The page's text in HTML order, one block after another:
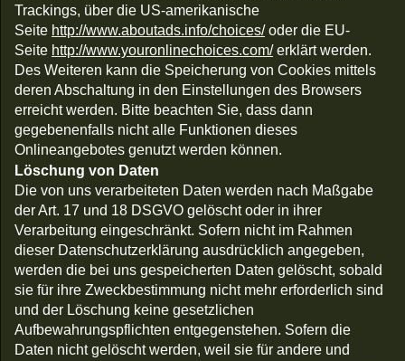
Trackings, über die US-amerikanische
Seite http://www.aboutads.info/choices/oder die EU-
Seite http://www.youronlinechoices.com/erklärt werden.
Des Weiteren kann die Speicherung von Cookies mittels
deren Abschaltung in den Einstellungen des Browsers
erreicht werden. Bitte beachten Sie, dass dann
gegebenenfalls nicht alle Funktionen dieses
Onlineangebotes genutzt werden können.
Löschung von Daten
Die von uns verarbeiteten Daten werden nach Maßgabe
der Art. 17 und 18 DSGVO gelöscht oder in ihrer
Verarbeitung eingeschränkt. Sofern nicht im Rahmen
dieser Datenschutzerklärung ausdrücklich angegeben,
werden die bei uns gespeicherten Daten gelöscht, sobald
sie für ihre Zweckbestimmung nicht mehr erforderlich sind
und der Löschung keine gesetzlichen
Aufbewahrungspflichten entgegenstehen. Sofern die
Daten nicht gelöscht werden, weil sie für andere und